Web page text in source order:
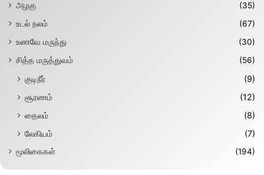
அழகு
(35)
உடல் நலம்
(67)
உணவே மருந்து
(30)
சித்த மருத்துவம்
(56)
குடிநீர்
(9)
சூரணம்
(12)
தைலம்
(8)
லேகியம்
(7)
மூலிகைகள் (194)